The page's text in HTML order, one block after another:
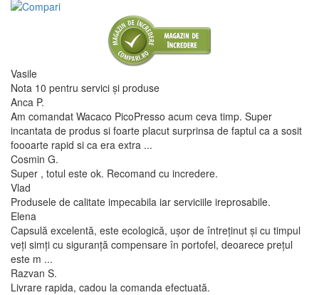
Vasile
Nota 10 pentru servici și produse
Anca P.
Am comandat Wacaco PicoPresso acum ceva timp. Super
incantata de produs si foarte placut surprinsa de faptul ca a sosit
foooarte rapid si ca era extra ...
Cosmin G.
Super , totul este ok. Recomand cu incredere.
Vlad
Produsele de calitate impecabila iar serviciile ireprosabile.
Elena
Capsulă excelentă, este ecologică, ușor de întreținut și cu timpul
veți simți cu siguranță compensare în portofel, deoarece prețul
este m ...
Razvan S.
Livrare rapida, cadou la comanda efectuată.